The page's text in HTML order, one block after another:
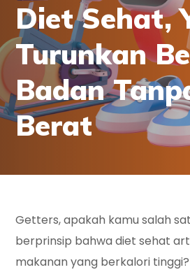
Diet Sehat,
Turunkan
Badan
Berat
Getters, apakah kamu salah
berprinsip bahwa diet sehat
makanan yang berkalori tinggi?